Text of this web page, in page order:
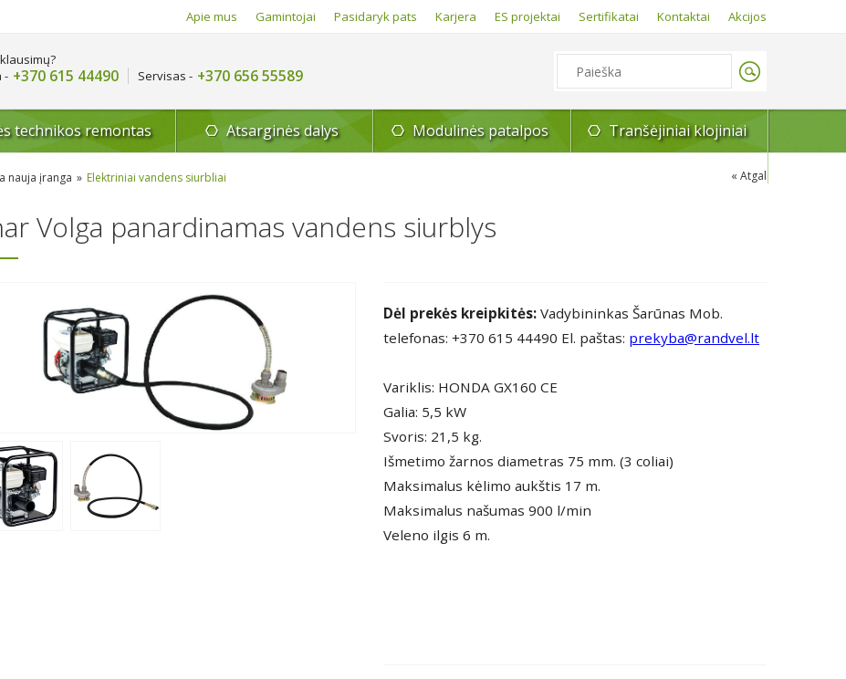
Apie mus Gamintojai Pasidaryk pats Karjera ES projektai Sertifikatai Kontaktai Akcijos
- +370 615 44490 Servisas - +370 656 55589
technikos remontas Atsarginės dalys Modulinės patalpos Tranšėjiniai klojiniai
nauja įranga Elektriniai vandens siurbliai Atgal
Volga panardinamas vandens siurblys
Dėl prekės kreipkitės: Vadybininkas Šarūnas Mob.
telefonas: +370 615 44490 El. paštas: prekyba@randvel.lt
Variklis: HONDA GX160 CE
Galia: 5,5 kW
Svoris: 21,5 kg.
Išmetimo žarnos diametras 75 mm. (3 coliai)
Maksimalus kėlimo aukštis 17 m.
Maksimalus našumas 900 l/min
Veleno ilgis 6 m.